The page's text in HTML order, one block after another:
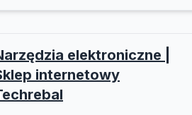
elektroniczne |
internetowy